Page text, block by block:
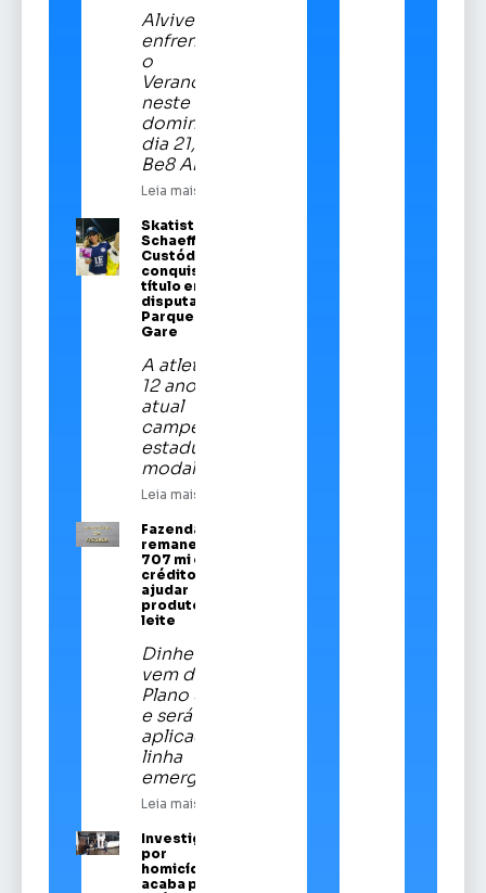
Alviverde
enfrentará
o
Veranópolis
neste
domingo,
dia 21, na
Be8 Arena
Leia mais
Skatista Alice
Schaeffer
Custódio
conquista
título em
disputa no
Parque da
Gare
A atleta de
12 anos é a
atual
campeã
estadual da
modalidade
Leia mais
Fazenda
remaneja R$
707 mi em
crédito para
ajudar
produtores de
leite
Dinheiro
vem do
Plano Safra
e será
aplicado em
linha
emergencial
Leia mais
Investigado
por
homicídios
acaba preso